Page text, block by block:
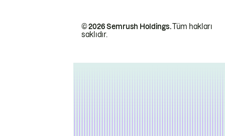
© 2026 Semrush Holdings.Tüm hakları
saklıdır.